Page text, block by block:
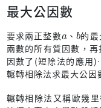
    }
}
pub fn
最大公因數
要求兩正整數 、b的
兩數的所有質因數，
因數了(短除法的應用
輾轉相除法求最大公因
輾轉相除法又稱歐幾